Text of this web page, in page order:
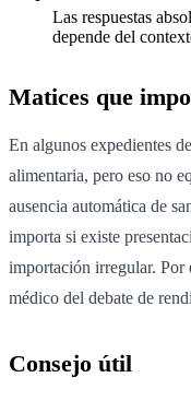
Las respuestas
depende del
Matices que
En algunos expedientes
alimentaria, pero eso no
ausencia automática de
importa si existe
importación irregular. Por
médico del debate de
Consejo útil